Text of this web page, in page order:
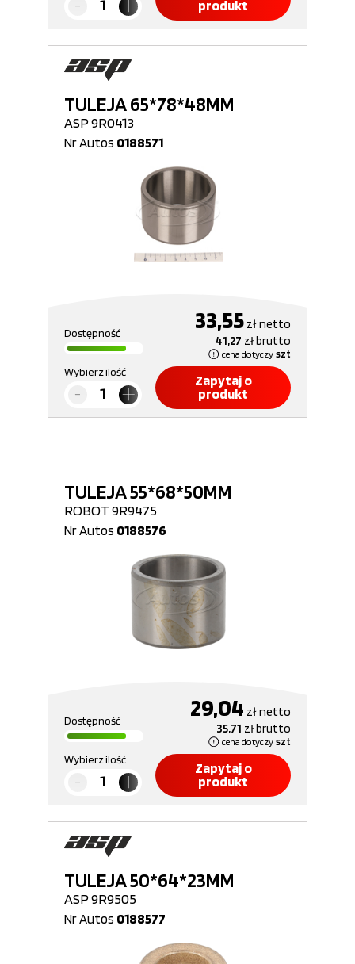
produkt
TULEJA 65*78*48MM
ASP 9R0413
Nr Autos 0188571
Dostępność 33,55 złnetto
41,27 złbrutto
cena dotyczy szt
Wybierz ilość
Zapytaj o
produkt
TULEJA 55*68*50MM
ROBOT 9R9475
Nr Autos 0188576
Dostępność 29,04 złnetto
35,71 złbrutto
cena dotyczy szt
Wybierz ilość
Zapytaj o
produkt
TULEJA 50*64*23MM
ASP 9R9505
Nr Autos 0188577